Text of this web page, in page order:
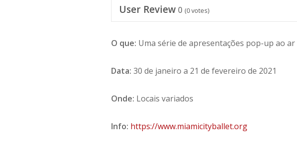
User Review0 (0votes)
O que: Uma série de apresentações pop-up ao
Data: 30 de janeiro a 21 de fevereiro de 2021
Onde: Locais variados
Info: https://www.miamicityballet.org